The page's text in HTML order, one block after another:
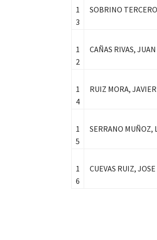
1
3
SOBRINO
1
2
CAÑAS RIVAS,
1
4
RUIZ MORA, JAVIER
1
5
SERRANO MUÑOZ,
1
6
CUEVAS RUIZ,